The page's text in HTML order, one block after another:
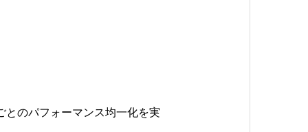
のパフォーマンス均一化を実